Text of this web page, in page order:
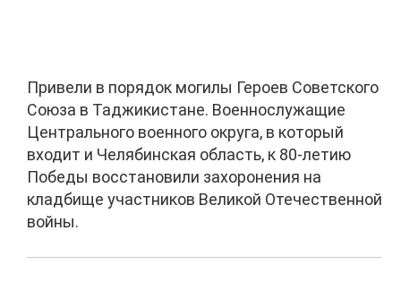
Привели в порядок могилы Героев Советского
Союза в Таджикистане. Военнослужащие
Центрального военного округа, в который
входит и Челябинская область, к 80-летию
Победы восстановили захоронения на
кладбище участников Великой Отечественной
войны.